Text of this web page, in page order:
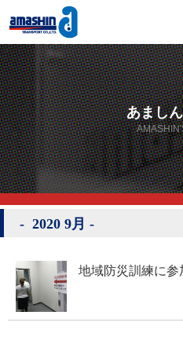
あまし
2020 9月
地域防災訓練に